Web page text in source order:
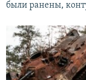
были ранены,